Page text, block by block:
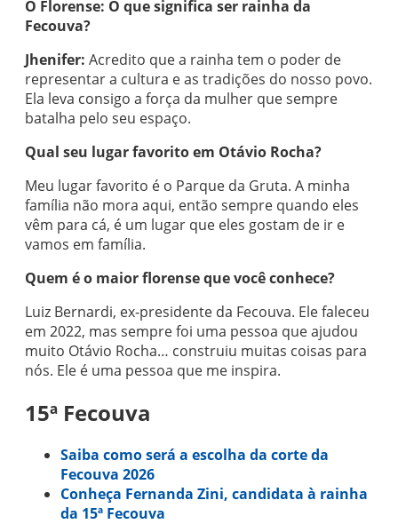
O Florense: O que significa ser rainha da
Fecouva?
Jhenifer: Acredito que a rainha tem o poder de
representar a cultura e as tradições do nosso povo.
Ela leva consigo a força da mulher que sempre
batalha pelo seu espaço.
Qual seu lugar favorito em Otávio Rocha?
Meu lugar favorito é o Parque da Gruta. A minha
família não mora aqui, então sempre quando eles
vêm para cá, é um lugar que eles gostam de ir e
vamos em família.
Quem é o maior florense que você conhece?
Luiz Bernardi, ex-presidente da Fecouva. Ele faleceu
em 2022, mas sempre foi uma pessoa que ajudou
muito Otávio Rocha… construiu muitas coisas para
nós. Ele é uma pessoa que me inspira.
15ª Fecouva
Saiba como será a escolha da corte da
Fecouva 2026
Conheça Fernanda Zini, candidata à rainha
da 15ª Fecouva